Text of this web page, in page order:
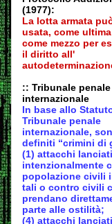
(1977):
La lotta armata
usata, come
come mezzo per
il diritto all'
autodeter
:: Tribunale penale
internazionale
In base allo
Tribunale penale
internazionale,
definiti “crimini di
(1) attacchi lanciati
intenzionalmente
popolazione civili
tali o contro civili
prendano
parte alle ostilità;
(4) attacchi lanciati